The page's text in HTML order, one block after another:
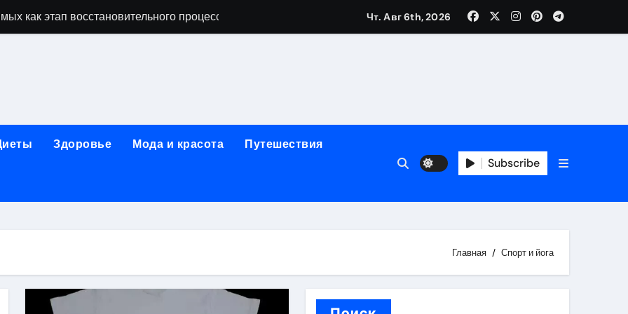
как этап восстановительного процесса
полное руководство 2026
гипноз, вшивание, двойной блок, анонимность и долгосрочная защита
наркозависимости с индивидуальными программами, психологической поддержкой и круглосуточным
характеристики и критерии подбора
Чт. Авг 6th, 2026
Здоровье Мода и красота Путешествия
Subscribe
Главная Спорт и йога